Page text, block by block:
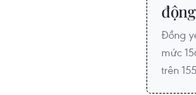
Đồng
mức
trên